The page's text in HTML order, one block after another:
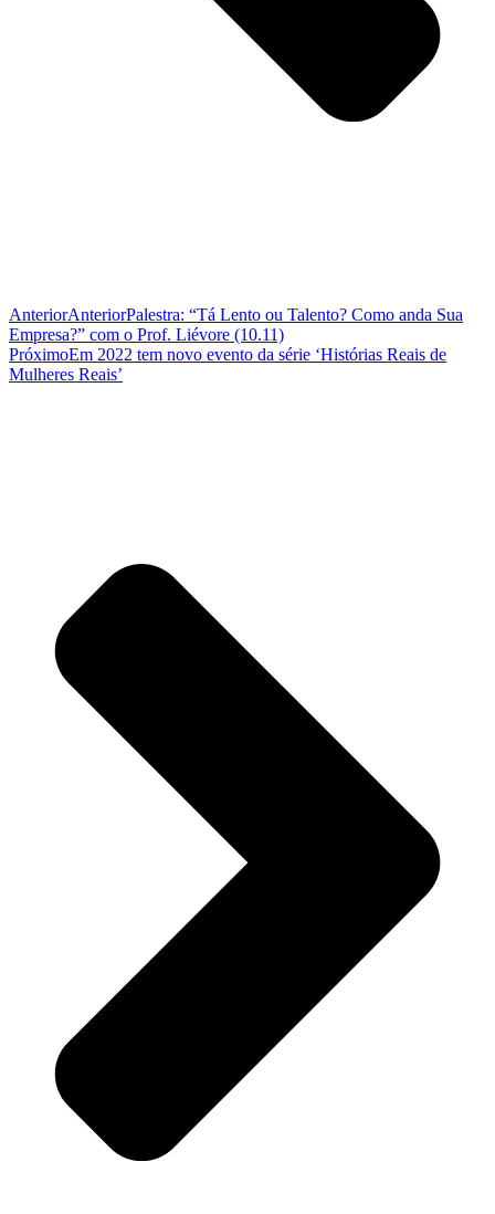
AnteriorAnteriorPalestra: “Tá Lento ou Talento? Como anda Sua
Empresa?” com o Prof. Liévore (10.11)
PróximoEm 2022 tem novo evento da série ‘Histórias Reais de
Mulheres Reais’